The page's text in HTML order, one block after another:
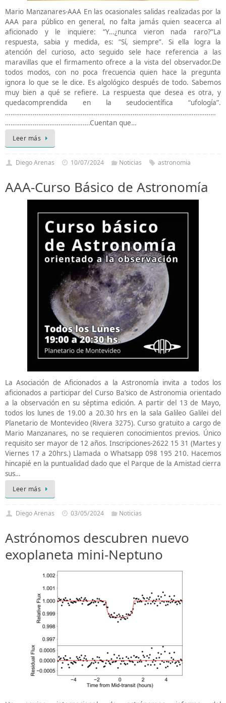
Mario Manzanares-AAA En las ocasionales salidas realizadas por la
AAA para público en general, no falta jamás quien seacerca al
aficionado y le inquiere: “Y…¿nunca vieron nada raro?”La
respuesta, sabia y medida, es: “Sí, siempre”. Si ella logra la
atención del curioso, acto seguido sele hace referencia a las
maravillas que el firmamento ofrece a la vista del observador.De
todos modos, con no poca frecuencia quien hace la pregunta
ignora lo que se le dice. Es algológico después de todo. Sabemos
muy bien a qué se refiere. La respuesta que desea es otra, y
quedacomprendida en la seudocientífica “ufología”.
……………………………………………………………………………………………………
……………………………………….Cuentan que…
Leer más
Diego Arenas 10/07/2024 Noticias astronomia
AAA-Curso Básico de Astronomía
La Asociación de Aficionados a la Astronomía invita a todos los
aficionados a participar del Curso Ba’sico de Astronomia orientado
a la observación en su séptima edición. A partir del 13 de Mayo,
todos los lunes de 19.00 a 20.30 hrs en la sala Galileo Galilei del
Planetario de Montevideo (Rivera 3275). Curso gratuito a cargo de
Mario Manzanares, no se requieren conocimientos previos. Único
requisito ser mayor de 12 años. Inscripciones-2622 15 31 (Martes y
Viernes 17 a 20hrs.) Llamada o Whatsapp 098 195 210. Hacemos
hincapié en la puntualidad dado que el Parque de la Amistad cierra
sus…
Leer más
Diego Arenas 03/05/2024 Noticias
Astrónomos descubren nuevo
exoplaneta mini-Neptuno